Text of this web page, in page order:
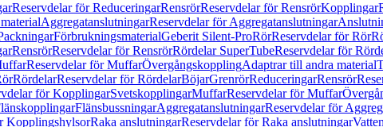
Reservdelar för ReduceringarRensrörReservdelar för RensrörKopplingar
AggregatanslutningarReservdelar för Aggregatanslutningar
FörbrukningsmaterialGeberit Silent-ProRörReservdelar för Rör
RensrörReservdelar för RensrörRördelar SuperTubeReservdelar för
Reservdelar för MuffarÖvergångskopplingAdaptrar till andra material
RördelarReservdelar för RördelarBöjarGrenrörReduceringarRensrör
för KopplingarSvetskopplingarMuffarReservdelar för Muffar
FlänsbussningarAggregatanslutningarReservdelar för
KopplingshylsorRaka anslutningarReservdelar för Raka anslutningar